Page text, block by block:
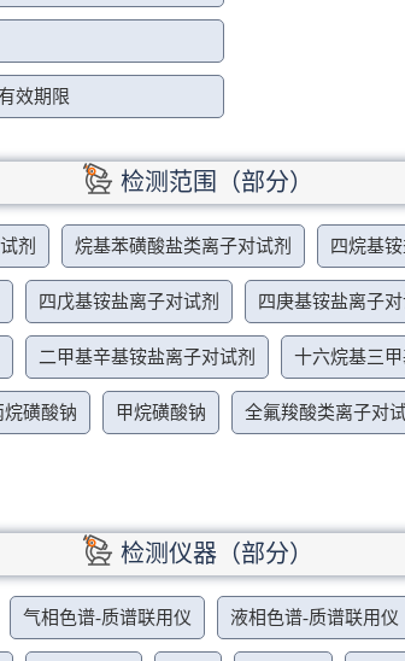
效期限
检测范围（部分）
剂 烷基苯磺酸盐类离子对试剂 四烷基
四戊基铵盐离子对试剂 四庚基铵盐离子对
二甲基辛基铵盐离子对试剂 十六烷基三
烷磺酸钠 甲烷磺酸钠 全氟羧酸类离子对
检测仪器（部分）
气相色谱-质谱联用仪 液相色谱-质谱联用仪